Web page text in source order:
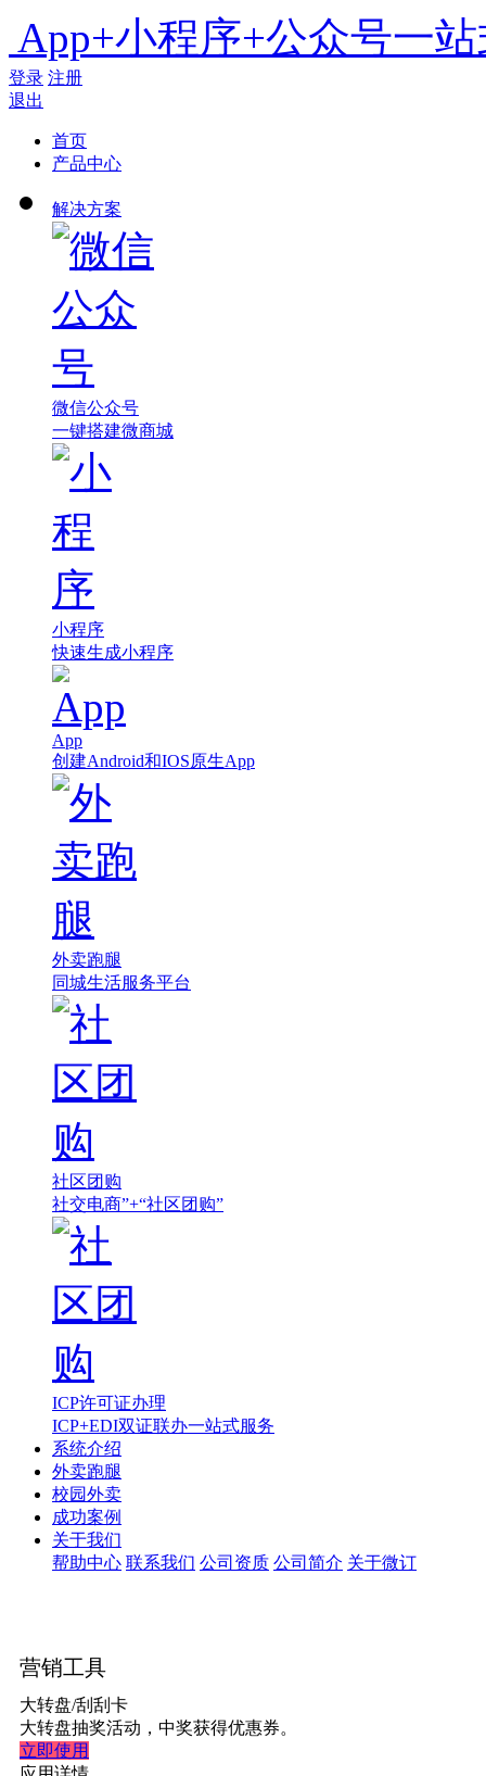
App+小程序+公众号一
登录 注册
退出
首页
产品中心
解决方案
微信公众号
一键搭建微商城
小程序
快速生成小程序
App
创建Android和IOS原生App
外卖跑腿
同城生活服务平台
社区团购
社交电商”+“社区团购”
ICP许可证办理
ICP+EDI双证联办一站式服务
系统介绍
外卖跑腿
校园外卖
成功案例
关于我们
帮助中心 联系我们 公司资质 公司简介 关于微订
营销工具
大转盘/刮刮卡
大转盘抽奖活动，中奖获得优惠券。
立即使用